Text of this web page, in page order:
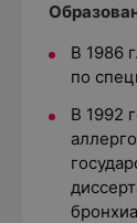
В 1986
по
В 1992